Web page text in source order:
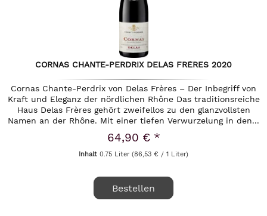
CORNAS CHANTE-PERDRIX DELAS FRÈRES 2020
Cornas Chante-Perdrix von Delas Frères – Der Inbegriff von
Kraft und Eleganz der nördlichen Rhône Das traditionsreiche
Haus Delas Frères gehört zweifellos zu den glanzvollsten
Namen an der Rhône. Mit einer tiefen Verwurzelung in den...
64,90 € *
Inhalt0.75 Liter(86,53 € / 1 Liter)
Bestellen